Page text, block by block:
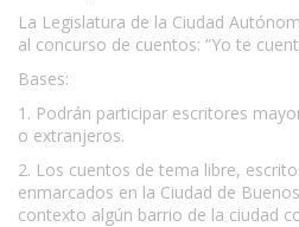
La Legislatura de la Ciudad
al concurso de cuentos: “Yo te
Bases:
1. Podrán participar escritores
o extranjeros.
2. Los cuentos de tema libre,
enmarcados en la Ciudad de
contexto algún barrio de la ciudad